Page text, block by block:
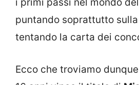
puntando soprattutto
tentando la carta dei
Ecco che troviamo